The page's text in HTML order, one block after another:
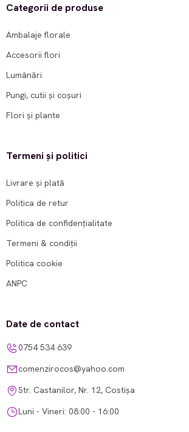
Categorii de produse
Ambalaje florale
Accesorii flori
Lumânări
Pungi, cutii și coșuri
Flori și plante
Termeni și politici
Livrare și plată
Politica de retur
Politica de confidențialitate
Termeni & condiții
Politica cookie
ANPC
Date de contact
0754 534 639
comenzirocos@yahoo.com
Str. Castanilor, Nr. 12, Costișa
Luni - Vineri: 08:00 - 16:00